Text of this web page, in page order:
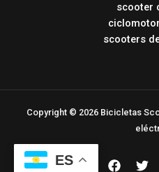
scooter
scooters
Copyright © 2026 Bicicletas
ES